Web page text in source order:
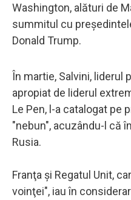
Washington, alături de
summitul cu
Donald Trump.
În martie, Salvini, liderul
apropiat de liderul
Le Pen, l-a catalogat pe
"nebun", acuzându-l că
Rusia.
Franţa şi Regatul Unit,
voinţei", iau în